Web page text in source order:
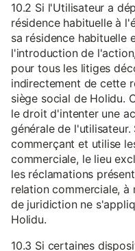
10.2 Si l'Utilisateur a
résidence habituelle à
sa résidence habituelle
l'introduction de
pour tous les litiges
indirectement de cette
siège social de Holidu.
le droit d'intenter une
générale de
commerçant et utilise
commerciale, le lieu
les réclamations
relation commerciale, à
de juridiction ne
Holidu.
10.3 Si certaines